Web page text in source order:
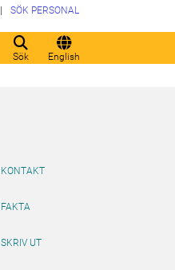
Sök English
SÖK PERSONAL
KONTAKT
FAKTA
SKRIV UT